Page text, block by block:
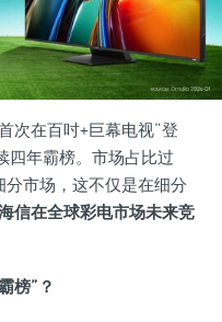
次在百吋+巨幕电视“登
四年霸榜。市场占比过
市场，这不仅是在细分
信在全球彩电市场未来竞
榜”？